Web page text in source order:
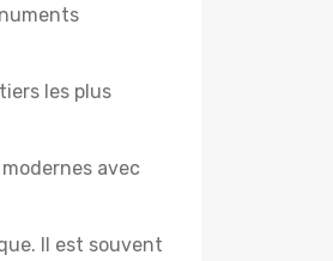
les plus
avec
Il est souvent